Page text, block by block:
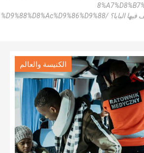
%d9%88%d8%ac%d9%86%d9%88/ ما هي المحطّات التي سيتوقّف فيها البابا؟
الكنيسة والعالم